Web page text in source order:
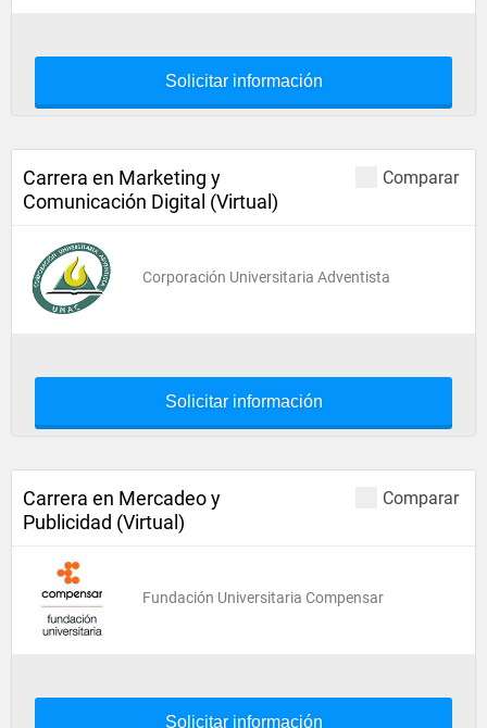
Solicitar información
Comparar
Carrera en Marketing y
Comunicación Digital (Virtual)
Corporación Universitaria Adventista
Solicitar información
Comparar
Carrera en Mercadeo y
Publicidad (Virtual)
Fundación Universitaria Compensar
Solicitar información